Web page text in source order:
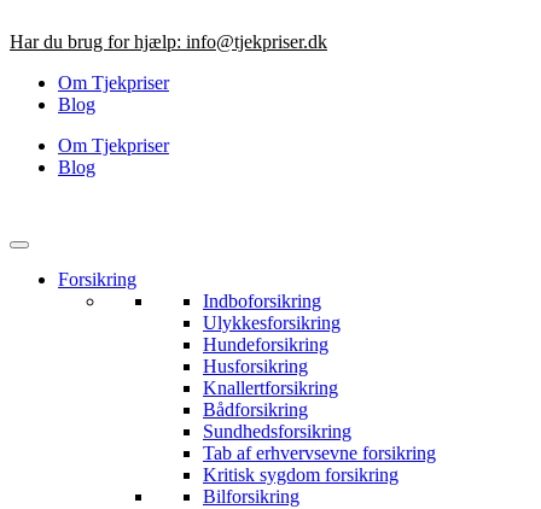
til
Har du brug for hjælp: info@tjekpriser.dk
Om Tjekpriser
Blog
Om Tjekpriser
Blog
Forsikring
Indboforsikring
Ulykkesforsikring
Hundeforsikring
Husforsikring
Knallertforsikring
Bådforsikring
Sundhedsforsikring
Tab af erhvervsevne forsikring
Kritisk sygdom forsikring
Bilforsikring